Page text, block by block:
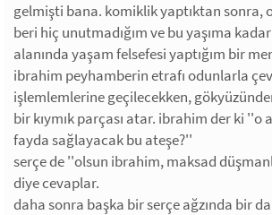
gelmişti bana. komiklik yaptıktan sonra,
beri hiç unutmadığım ve bu yaşıma
alanında yaşam felsefesi yaptığım bir
ibrahim peyhamberin etrafı odunlarla
işlemlemlerine geçilecekken,
bir kıymık parçası atar. ibrahim der ki ''o
fayda sağlayacak bu ateşe?''
serçe de ''olsun ibrahim, maksad
diye cevaplar.
daha sonra başka bir serçe ağzında bir